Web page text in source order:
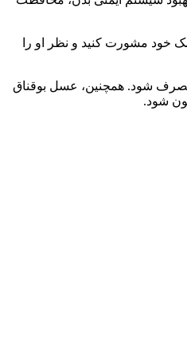
خود مشورت کنید و نظر او را
مصرف شود. همچنین، عسل بوقناق
شود.